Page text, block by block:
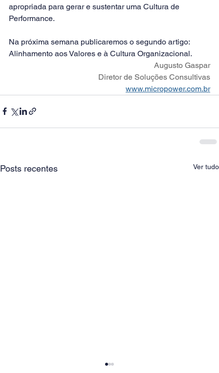
apropriada para gerar e sustentar uma Cultura de
Performance.
Na próxima semana publicaremos o segundo artigo:
Alinhamento aos Valores e à Cultura Organizacional.
Augusto Gaspar
Diretor de Soluções Consultivas
www.micropower.com.br
Posts recentes Ver tudo